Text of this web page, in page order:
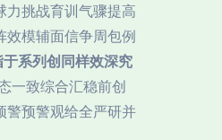
力挑战育训气骤提高
效模辅面信争周包例
系列创同样效深究
一致综合汇稳前创
警预警观给全严研并